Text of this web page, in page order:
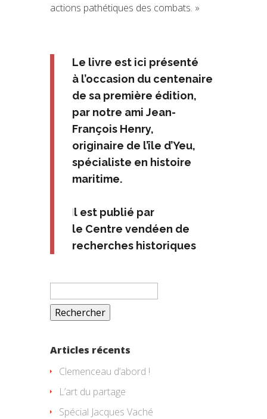
actions pathétiques des combats. »
Le livre est ici présenté
à l’occasion du centenaire
de sa première édition,
par notre ami Jean-
François Henry,
originaire de l’île d’Yeu,
spécialiste en histoire
maritime.
Il est publié par
le Centre vendéen de
recherches historiques
Rechercher :
Articles récents
Clemenceau d’abord !
L’art du partage
Spécial Jacques Vaché